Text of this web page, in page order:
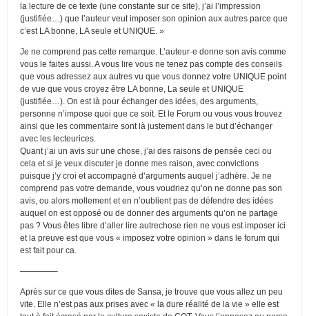
la lecture de ce texte (une constante sur ce site), j’ai l’impression
(justifiée…) que l’auteur veut imposer son opinion aux autres parce que
c’est LA bonne, LA seule et UNIQUE. »
Je ne comprend pas cette remarque. L’auteur·e donne son avis comme
vous le faites aussi. A vous lire vous ne tenez pas compte des conseils
que vous adressez aux autres vu que vous donnez votre UNIQUE point
de vue que vous croyez être LA bonne, La seule et UNIQUE
(justifiée…). On est là pour échanger des idées, des arguments,
personne n’impose quoi que ce soit. Et le Forum ou vous vous trouvez
ainsi que les commentaire sont là justement dans le but d’échanger
avec les lecteurices.
Quant j’ai un avis sur une chose, j’ai des raisons de pensée ceci ou
cela et si je veux discuter je donne mes raison, avec convictions
puisque j’y croi et accompagné d’arguments auquel j’adhère. Je ne
comprend pas votre demande, vous voudriez qu’on ne donne pas son
avis, ou alors mollement et en n’oublient pas de défendre des idées
auquel on est opposé ou de donner des arguments qu’on ne partage
pas ? Vous êtes libre d’aller lire autrechose rien ne vous est imposer ici
et la preuve est que vous « imposez votre opinion » dans le forum qui
est fait pour ca.
————–
Après sur ce que vous dites de Sansa, je trouve que vous allez un peu
vite. Elle n’est pas aux prises avec « la dure réalité de la vie » elle est